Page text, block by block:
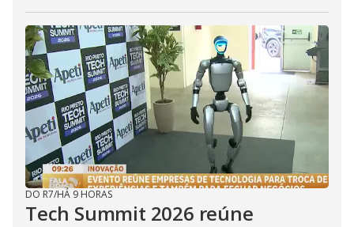
DO R7/HÁ 9 HORAS
Tech Summit 2026 reúne